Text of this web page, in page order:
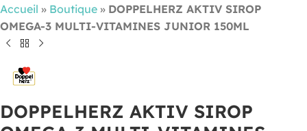
Accueil » Boutique » DOPPELHERZ AKTIV SIROP
OMEGA-3 MULTI-VITAMINES JUNIOR 150ML
DOPPELHERZ AKTIV SIROP